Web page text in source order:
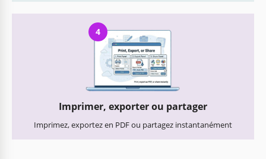
4
Imprimer, exporter ou partager
Imprimez, exportez en PDF ou partagez instantanément